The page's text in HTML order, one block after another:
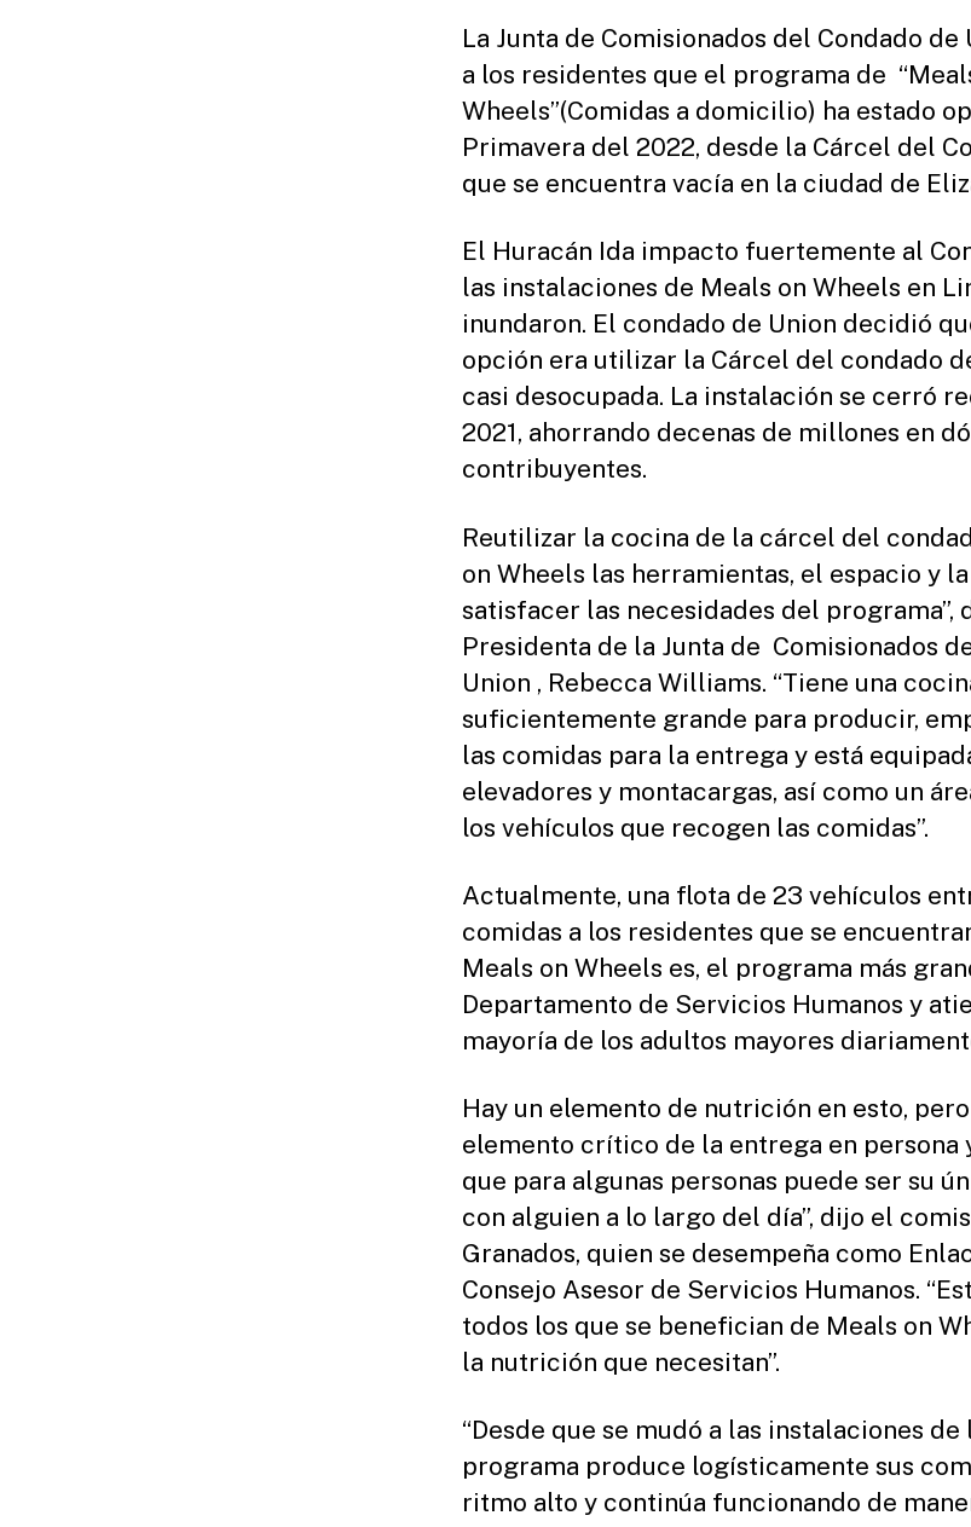
La Junta de Comisionados del Condado
a los residentes que el programa de
Wheels”(Comidas a domicilio) ha estado
Primavera del 2022, desde la Cárcel del
que se encuentra vacía en la ciudad de
El Huracán Ida impacto fuertemente al
las instalaciones de Meals on Wheels en
inundaron. El condado de Union decidió
opción era utilizar la Cárcel del condado
casi desocupada. La instalación se cerró
2021, ahorrando decenas de millones en
contribuyentes.
Reutilizar la cocina de la cárcel del
on Wheels las herramientas, el espacio y
satisfacer las necesidades del programa”,
Presidenta de la Junta de Comisionados
Union , Rebecca Williams. “Tiene una
suficientemente grande para producir,
las comidas para la entrega y está
elevadores y montacargas, así como un
los vehículos que recogen las comidas”.
Actualmente, una flota de 23 vehículos
comidas a los residentes que se
Meals on Wheels es, el programa más
Departamento de Servicios Humanos y
mayoría de los adultos mayores
Hay un elemento de nutrición en esto,
elemento crítico de la entrega en persona
que para algunas personas puede ser su
con alguien a lo largo del día”, dijo el
Granados, quien se desempeña como
Consejo Asesor de Servicios Humanos.
todos los que se benefician de Meals on
la nutrición que necesitan”.
“Desde que se mudó a las instalaciones
programa produce logísticamente sus
ritmo alto y continúa funcionando de